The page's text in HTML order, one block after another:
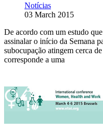
Notícias
03 March 2015
De acordo com um estudo
assinalar o início da Semana
subocupação atingem cerca
corresponde a uma